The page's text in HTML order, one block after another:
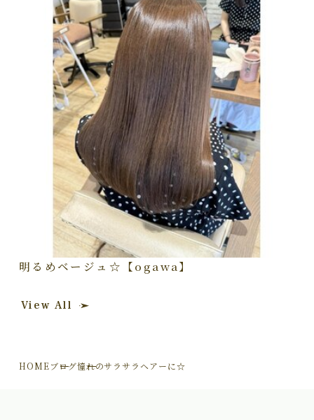
明るめベージュ☆【ogawa】
View All
HOMEブログ憧れのサラサラヘアーに☆